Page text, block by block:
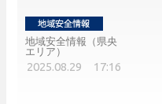
地域安全情報（県央
エリア）
2025.08.29 17:16